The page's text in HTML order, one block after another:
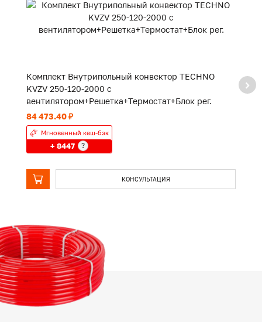
Комплект Внутрипольный конвектор TECHNO
KVZV 250-120-2000 с
вентилятором+Решетка+Термостат+Блок рег.
84 473.40 ₽
Мгновенный кеш-бэк
+ 8447 ?
КОНСУЛЬТАЦИЯ